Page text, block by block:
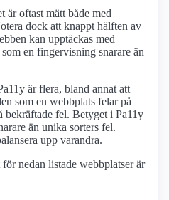
är oftast mätt både med
dock att knappt hälften av
kan upptäckas med
en fingervisning snarare än
är flera, bland annat att
som en webbplats felar på
bekräftade fel. Betyget i Pa11y
än unika sorters fel.
upp varandra.
nedan listade webbplatser är